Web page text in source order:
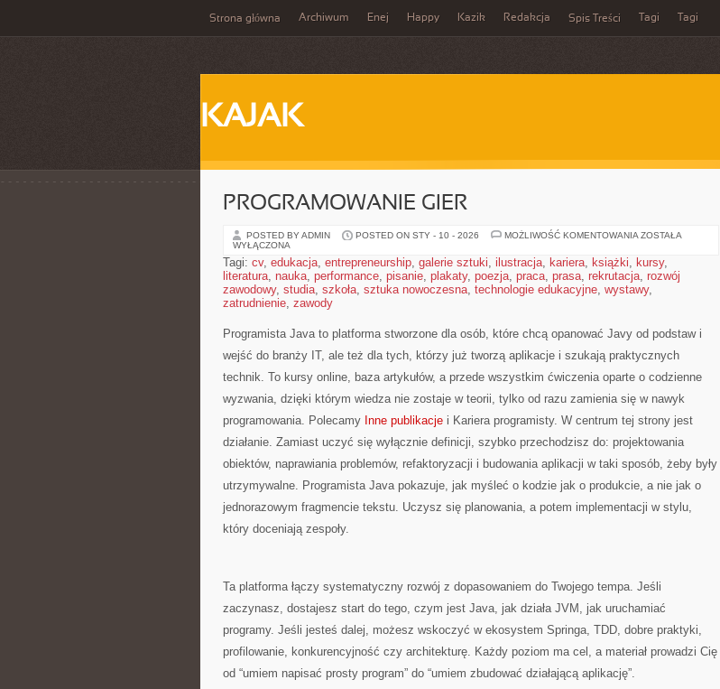
Strona główna Archiwum Enej Happy Kazik Redakcja Spis Treści Tagi Tagi
KAJAK
PROGRAMOWANIE GIER
POSTED BY ADMIN POSTED ON STY - 10 - 2026 MOŻLIWOŚĆ KOMENTOWANIA PROGRAMOWANIE
ZOSTAŁA
WYŁĄCZONA
Tagi: cv, edukacja, entrepreneurship, galerie sztuki, ilustracja, kariera, książki, kursy,
literatura, nauka, performance, pisanie, plakaty, poezja, praca, prasa, rekrutacja, rozwój
zawodowy, studia, szkoła, sztuka nowoczesna, technologie edukacyjne, wystawy,
zatrudnienie, zawody
Programista Java to platforma stworzone dla osób, które chcą opanować Javy od podstaw i
wejść do branży IT, ale też dla tych, którzy już tworzą aplikacje i szukają praktycznych
technik. To kursy online, baza artykułów, a przede wszystkim ćwiczenia oparte o codzienne
wyzwania, dzięki którym wiedza nie zostaje w teorii, tylko od razu zamienia się w nawyk
programowania. Polecamy Inne publikacje i Kariera programisty. W centrum tej strony jest
działanie. Zamiast uczyć się wyłącznie definicji, szybko przechodzisz do: projektowania
obiektów, naprawiania problemów, refaktoryzacji i budowania aplikacji w taki sposób, żeby były
utrzymywalne. Programista Java pokazuje, jak myśleć o kodzie jak o produkcie, a nie jak o
jednorazowym fragmencie tekstu. Uczysz się planowania, a potem implementacji w stylu,
który doceniają zespoły.
Ta platforma łączy systematyczny rozwój z dopasowaniem do Twojego tempa. Jeśli
zaczynasz, dostajesz start do tego, czym jest Java, jak działa JVM, jak uruchamiać
programy. Jeśli jesteś dalej, możesz wskoczyć w ekosystem Springa, TDD, dobre praktyki,
profilowanie, konkurencyjność czy architekturę. Każdy poziom ma cel, a materiał prowadzi Cię
od “umiem napisać prosty program” do “umiem zbudować działającą aplikację”.